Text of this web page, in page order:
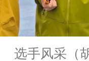
选手风采（